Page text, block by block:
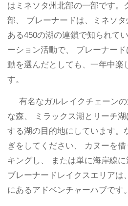
はミネソタ州北部の一部です。
部、 ブレーナードは、ミネソ
ある450の湖の連鎖で知られて
ーション活動で、 ブレーナー
動を選んだとしても、一年中楽
す。
有名なガルレイクチェーン
な森、 ミラックス湖とリーチ
する湖の目的地にしています。
ぎをしてください、 カヌーを
キングし、 または単に海岸線に
ブレーナードレイクスエリアは
にあるアドベンチャーハブです。